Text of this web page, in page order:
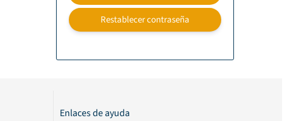
Restablecer contraseña
Enlaces de ayuda